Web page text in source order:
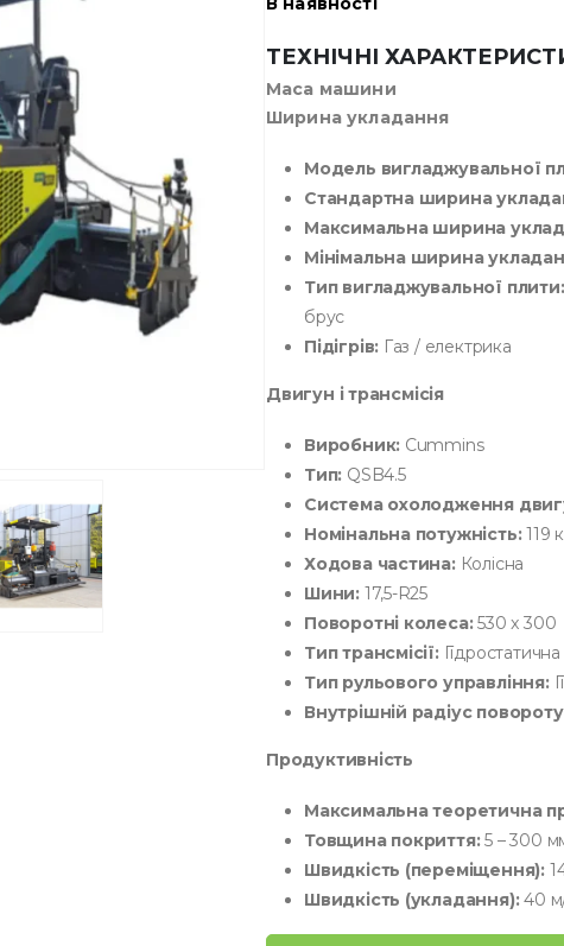
ТЕХНІЧНІ
Маса машини
Ширина укладання
Модель вигладжувальної
Стандартна ширина
Максимальна ширина
Мінімальна ширина
Тип вигладжувальної плити:
брус
Підігрів: Газ / електрика
Двигун і трансмісія
Виробник: Cummins
Тип: QSB4.5
Система охолодження
Номінальна потужність:119
Ходова частина:Колісна
Шини:17,5-R25
Поворотні колеса:530 x 300
Тип трансмісії:Гідростатична
Тип рульового управління:
Внутрішній радіус
Продуктивність
Максимальна теоретична
Товщина покриття:5 – 300
Швидкість (переміщення):
Швидкість (укладання):40